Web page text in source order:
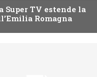
Super TV estende la
Romagna